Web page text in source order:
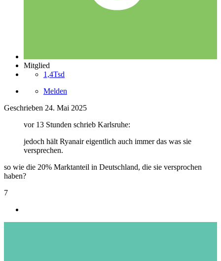
Mitglied
1,4Tsd
Melden
Geschrieben 24. Mai 2025
vor 13 Stunden schrieb Karlsruhe:
jedoch hält Ryanair eigentlich auch immer das was sie
versprechen.
so wie die 20% Marktanteil in Deutschland, die sie versprochen
haben?
7